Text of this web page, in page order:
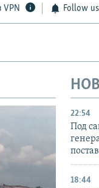
VPN Follow us
22:54
Под
18:44